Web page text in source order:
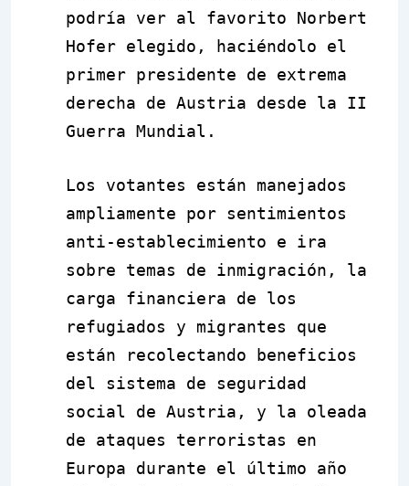
podría ver al favorito Norbert
Hofer elegido, haciéndolo el
primer presidente de extrema
derecha de Austria desde la II
Guerra Mundial.
Los votantes están manejados
ampliamente por sentimientos
anti-establecimiento e ira
sobre temas de inmigración, la
carga financiera de los
refugiados y migrantes que
están recolectando beneficios
del sistema de seguridad
social de Austria, y la oleada
de ataques terroristas en
Europa durante el último año